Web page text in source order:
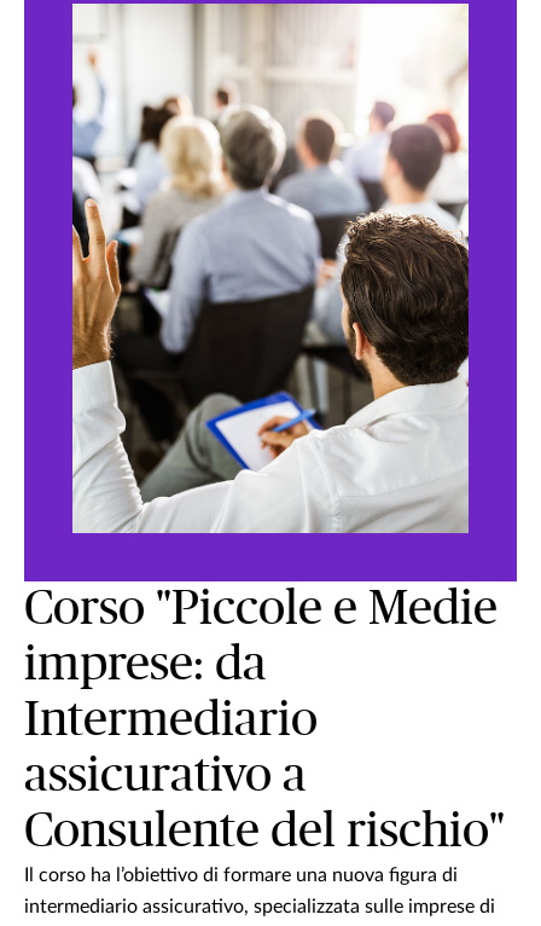
Corso "Piccole e Medie
imprese: da
Intermediario
assicurativo a
Consulente del rischio"
Il corso ha l’obiettivo di formare una nuova figura di
intermediario assicurativo, specializzata sulle imprese di